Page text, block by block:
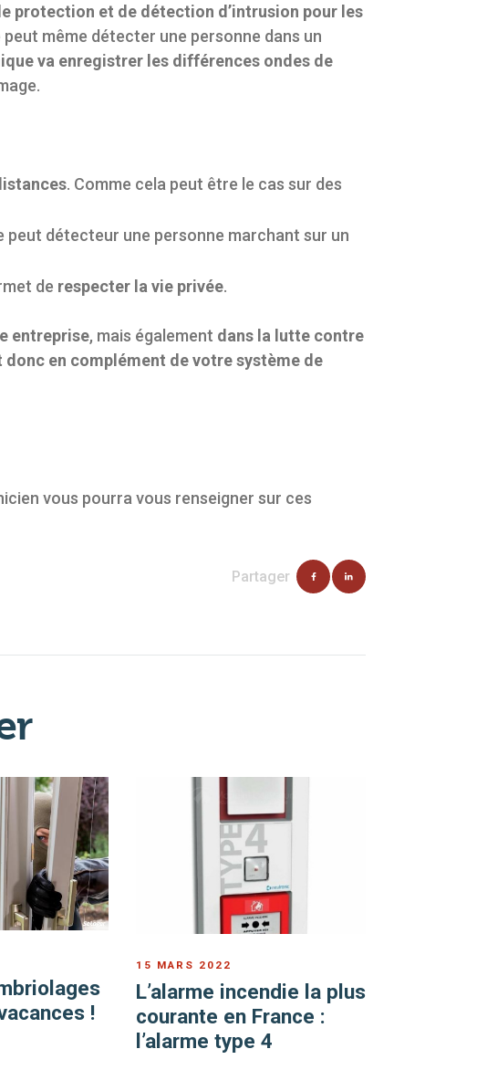
protection et de détection d’intrusion pour les
même détecter une personne dans un
va enregistrer les différences ondes de
. Comme cela peut être le cas sur des
peut détecteur une personne marchant sur un
de respecter la vie privée.
entreprise, mais également dans la lutte contre
donc en complément de votre système de
vous pourra vous renseigner sur ces
Partager
!
15 MARS 2022
L’alarme incendie la plus
courante en France :
l’alarme type 4